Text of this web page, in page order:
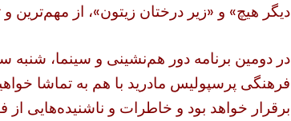
دیگر هیچ» و «زیر درختان زیتون»، از
فرهنگی پرسپولیس مادرید با هم به تماشا
برقرار خواهد بود و خاطرات و ناشنیده‌هایی